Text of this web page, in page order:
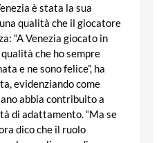
è stata la sua
qualità che il giocatore
“A Venezia giocato in
che ho sempre
e ne sono felice”, ha
evidenziando come
abbia contribuito a
di adattamento. “Ma se
dico che il ruolo